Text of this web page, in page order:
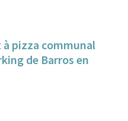
à pizza communal
de Barros en